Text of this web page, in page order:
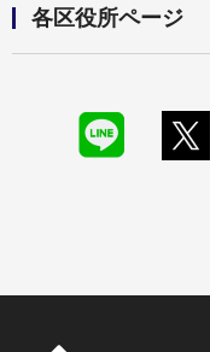
各区役所ページ